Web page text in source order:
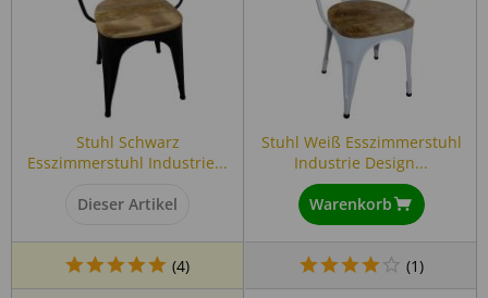
Quadratisch
Zimmer:
Veranda, Loft, Esszimmer,
Wintergarten
Unsere Massivholzmöbel sind handgefertigt die Artikelbilder können
beispielhaft und deshalb in Form, Farbe und Größe minimal abweichen.
Maserungen, Unebenheiten etc. sind möglich, bewusst belassene
Spuren verleihen jedem Möbelstück seine Individualität. Diese
Eigenschaften sind gewollt und stellen keinen Mangel dar.
Details zur Produktsicherheit (GPSR)
Stuhl Schwarz
Esszimmerstuhl Industrie...
Stuhl Weiß Esszimmerstuhl
Industrie Design...
Dieser Artikel
Warenkorb
(4) (1)